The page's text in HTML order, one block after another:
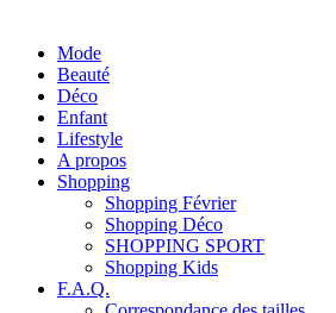
Mode
Beauté
Déco
Enfant
Lifestyle
A propos
Shopping
Shopping Février
Shopping Déco
SHOPPING SPORT
Shopping Kids
F.A.Q.